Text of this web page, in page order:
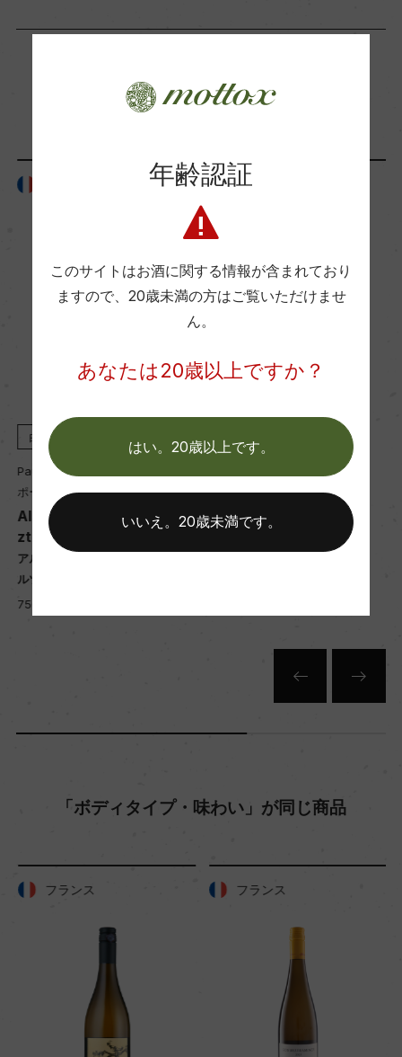
Wine Advocate 獲得点
Wine Spectator 得点
醗酵：ステンレスタンク および オーク樽
熟成：ステンレスタンク 8カ月 および オーク樽 10
カ月
年間生産量
4000
土壌
石灰質、泥灰土
品質分類・原産地呼称
A.O.C.アルザス グラン・クリュ
「生産者」が同じ商品
白
Paul Ginglinger
ポール・ジャングランジェ
Alsace Grand Cru Gewur
ztraminer Pfersigberg
アルザス グラン・クリュ ゲヴュ
ルツトラミネール ペルシベルグ
750ml, 5,000 yen
フランス
白
ポール・ジャングランジェ
Alsace Pinot Blanc
「ボディタイプ・味わい」が同じ商品
フランス フランス
年齢認証
このサイトはお酒に関する情報が含まれており
ますので、 20歳未満の方はご覧いただけませ
ん。
あなたは20歳以上ですか？
はい。20歳以上です。
いいえ。20歳未満です。